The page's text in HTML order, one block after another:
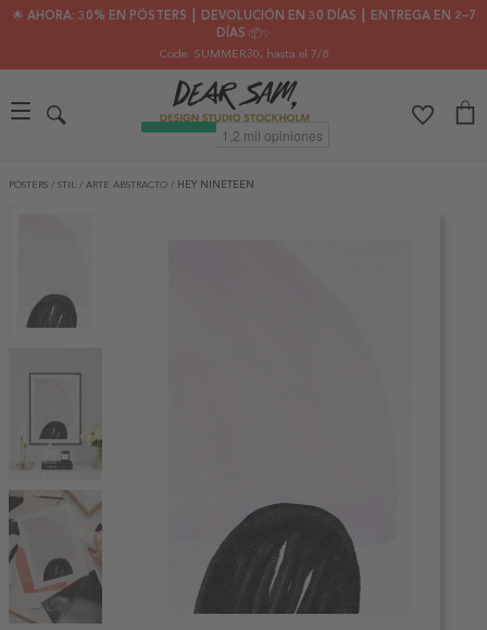
🌟 AHORA: 30% EN PÓSTERS ┃ DEVOLUCIÓN EN 30 DÍAS ┃ ENTREGA EN 2–7
DÍAS 📦✨
Code: SUMMER30, hasta el 7/8
PÓSTERS / STIL / ARTE ABSTRACTO / HEY NINETEEN